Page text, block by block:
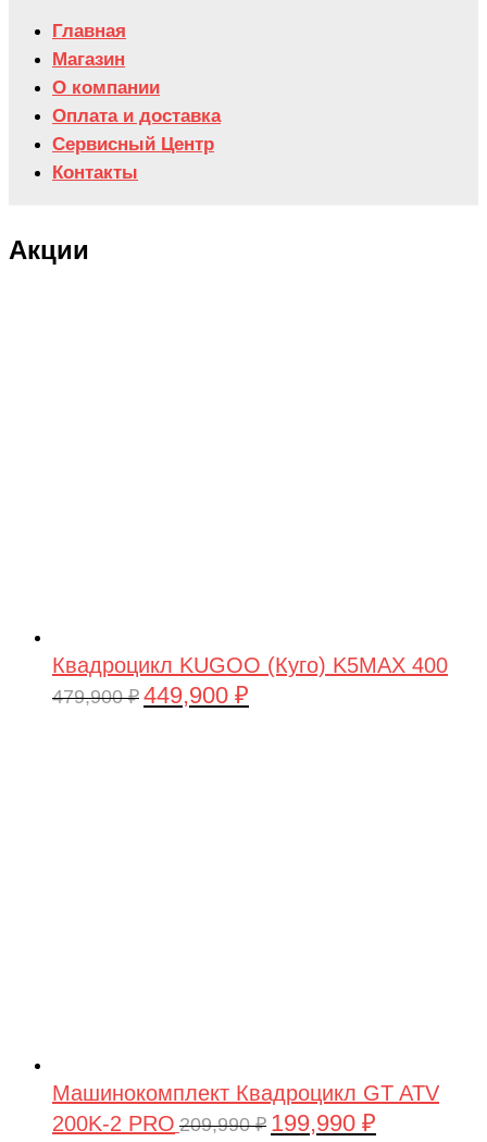
Главная
Магазин
О компании
Оплата и доставка
Сервисный Центр
Контакты
Акции
Квадроцикл KUGOO (Куго) K5MAX 400
479,900₽ Первоначальная
449,900 ₽
Машинокомплект Квадроцикл GT ATV
200K-2 PRO 209,990₽ Первоначальная
199,990 ₽